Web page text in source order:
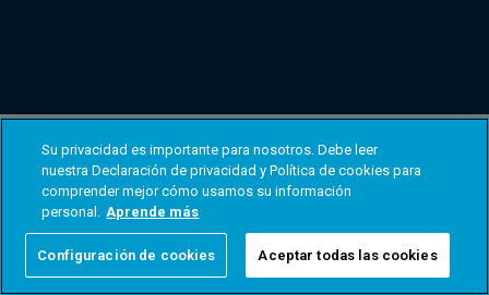
Su privacidad es importante para nosotros. Debe leer
nuestra Declaración de privacidad y Política de cookies para
comprender mejor cómo usamos su información
personal. Aprende más
Configuración de cookies Aceptar todas las cookies